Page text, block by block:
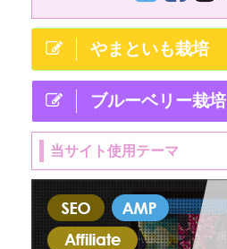
やまといも栽培
ブルーベリー栽培
当サイト使用テーマ